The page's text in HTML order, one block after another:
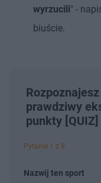
wyrzucili" -
biuście.
prawdziwy
punkty [QUIZ]
Pytanie 1 z 9
Nazwij ten sport